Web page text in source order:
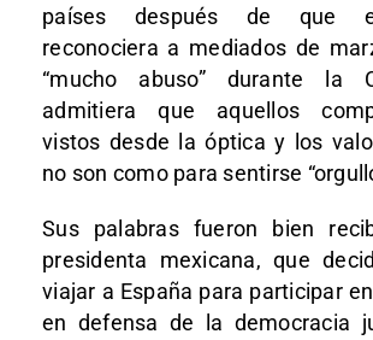
países después de que
reconociera a mediados de
“mucho abuso” durante la
admitiera que aquellos
vistos desde la óptica y los
no son como para sentirse
Sus palabras fueron bien
presidenta mexicana, que
viajar a España para participar
en defensa de la democracia